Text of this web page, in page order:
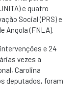
e quatro
Social (PRS) e
Angola (FNLA).
e 24
vezes a
Carolina
deputados, foram